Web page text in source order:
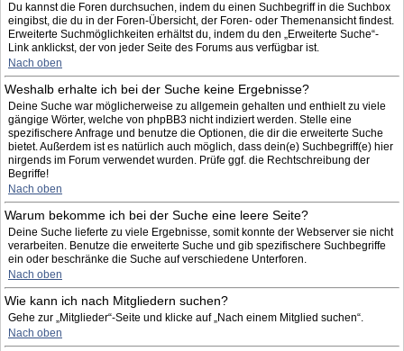
Du kannst die Foren durchsuchen, indem du einen Suchbegriff in die Suchbox
eingibst, die du in der Foren-Übersicht, der Foren- oder Themenansicht findest.
Erweiterte Suchmöglichkeiten erhältst du, indem du den „Erweiterte Suche“-
Link anklickst, der von jeder Seite des Forums aus verfügbar ist.
Nach oben
Weshalb erhalte ich bei der Suche keine Ergebnisse?
Deine Suche war möglicherweise zu allgemein gehalten und enthielt zu viele
gängige Wörter, welche von phpBB3 nicht indiziert werden. Stelle eine
spezifischere Anfrage und benutze die Optionen, die dir die erweiterte Suche
bietet. Außerdem ist es natürlich auch möglich, dass dein(e) Suchbegriff(e) hier
nirgends im Forum verwendet wurden. Prüfe ggf. die Rechtschreibung der
Begriffe!
Nach oben
Warum bekomme ich bei der Suche eine leere Seite?
Deine Suche lieferte zu viele Ergebnisse, somit konnte der Webserver sie nicht
verarbeiten. Benutze die erweiterte Suche und gib spezifischere Suchbegriffe
ein oder beschränke die Suche auf verschiedene Unterforen.
Nach oben
Wie kann ich nach Mitgliedern suchen?
Gehe zur „Mitglieder“-Seite und klicke auf „Nach einem Mitglied suchen“.
Nach oben